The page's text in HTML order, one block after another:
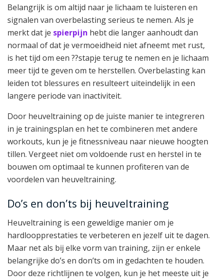
Belangrijk is om altijd naar je lichaam te luisteren en
signalen van overbelasting serieus te nemen. Als je
merkt dat je spierpijn hebt die langer aanhoudt dan
normaal of dat je vermoeidheid niet afneemt met rust,
is het tijd om een ??stapje terug te nemen en je lichaam
meer tijd te geven om te herstellen. Overbelasting kan
leiden tot blessures en resulteert uiteindelijk in een
langere periode van inactiviteit.
Door heuveltraining op de juiste manier te integreren
in je trainingsplan en het te combineren met andere
workouts, kun je je fitnessniveau naar nieuwe hoogten
tillen. Vergeet niet om voldoende rust en herstel in te
bouwen om optimaal te kunnen profiteren van de
voordelen van heuveltraining.
Do’s en don’ts bij heuveltraining
Heuveltraining is een geweldige manier om je
hardloopprestaties te verbeteren en jezelf uit te dagen.
Maar net als bij elke vorm van training, zijn er enkele
belangrijke do’s en don’ts om in gedachten te houden.
Door deze richtlijnen te volgen, kun je het meeste uit je